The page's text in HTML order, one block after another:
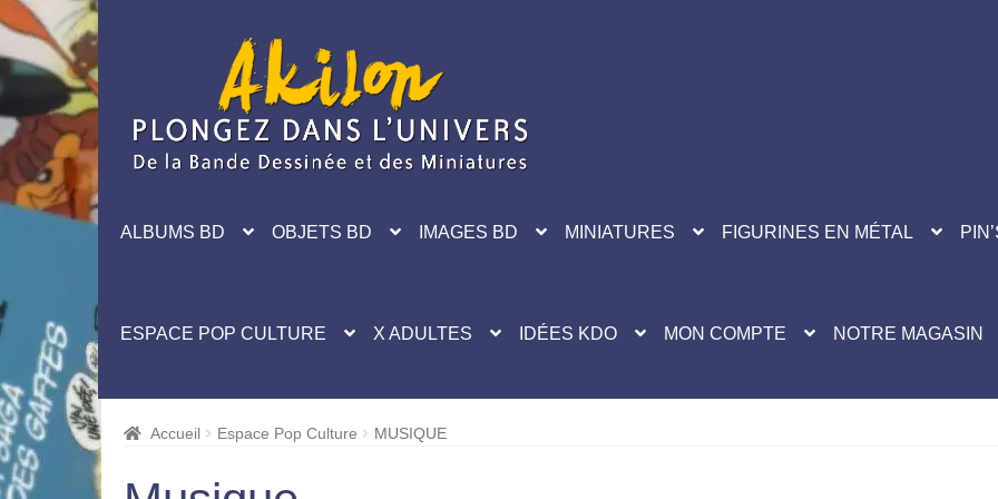
navigation
ALBUMS BD OBJETS BD IMAGES BD MINIATURES FIGURINES EN MÉTAL
ESPACE POP CULTURE X ADULTES IDÉES KDO MON COMPTE NOTRE MAGASIN
Accueil Espace Pop Culture MUSIQUE